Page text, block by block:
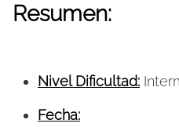
Resumen:
Nivel Dificultad:
Fecha: